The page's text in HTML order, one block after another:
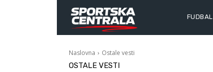
FUDBAL
Naslovna Ostale vesti
OSTALE VESTI